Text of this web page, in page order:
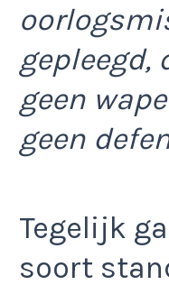
gepleegd,
geen
geen
Tegelijk
soort